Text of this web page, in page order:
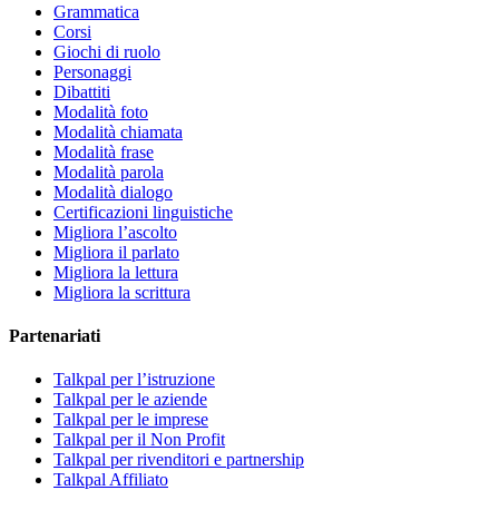
Grammatica
Corsi
Giochi di ruolo
Personaggi
Dibattiti
Modalità foto
Modalità chiamata
Modalità frase
Modalità parola
Modalità dialogo
Certificazioni linguistiche
Migliora l’ascolto
Migliora il parlato
Migliora la lettura
Migliora la scrittura
Partenariati
Talkpal per l’istruzione
Talkpal per le aziende
Talkpal per le imprese
Talkpal per il Non Profit
Talkpal per rivenditori e partnership
Talkpal Affiliato